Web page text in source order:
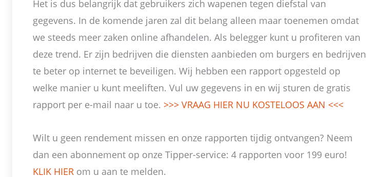
Het is dus belangrijk dat gebruikers zich wapenen tegen diefstal van
gegevens. In de komende jaren zal dit belang alleen maar toenemen omdat
we steeds meer zaken online afhandelen. Als belegger kunt u profiteren van
deze trend. Er zijn bedrijven die diensten aanbieden om burgers en bedrijven
te beter op internet te beveiligen. Wij hebben een rapport opgesteld op
welke manier u kunt meeliften. Vul uw gegevens in en wij sturen de gratis
rapport per e-mail naar u toe. >>> VRAAG HIER NU KOSTELOOS AAN <<<
Wilt u geen rendement missen en onze rapporten tijdig ontvangen? Neem
dan een abonnement op onze Tipper-service: 4 rapporten voor 199 euro!
KLIK HIER om u aan te melden.